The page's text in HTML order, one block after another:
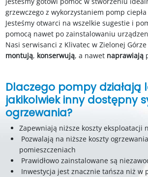
grzewczego z wykorzystaniem pomp
Jesteśmy otwarci na wszelkie sugestie i
pomocą nawet po zainstalowaniu
Nasi serwisanci z Klivatec w Zielonej Górze
montują, konserwują, a nawet naprawiają
Dlaczego pompy działają
jakikolwiek inny dostępny
ogrzewania?
Zapewniają niższe koszty eksploatacji
Pozwalają na niższe koszty
pomieszczeniach
Prawidłowo zainstalowane są
Inwestycja jest znacznie tańsza niż w